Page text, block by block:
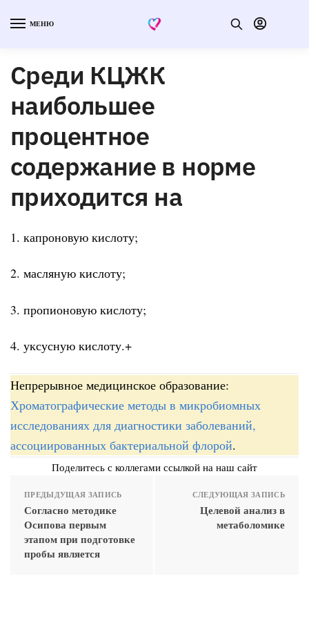
МЕНЮ
Среди КЦЖК
наибольшее
процентное
содержание в норме
приходится на
1. капроновую кислоту;
2. масляную кислоту;
3. пропионовую кислоту;
4. уксусную кислоту.+
Непрерывное медицинское образование:
Хроматографические методы в микробиомных
исследованиях для диагностики заболеваний,
ассоциированных бактериальной флорой.
Поделитесь с коллегами ссылкой на наш сайт
ПРЕДЫДУЩАЯ ЗАПИСЬ
Согласно методике
Осипова первым
этапом при подготовке
пробы является
СЛЕДУЮЩАЯ ЗАПИСЬ
Целевой анализ в
метаболомике